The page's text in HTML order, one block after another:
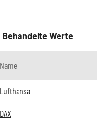
Behandelte Werte
Name
Lufthansa
DAX